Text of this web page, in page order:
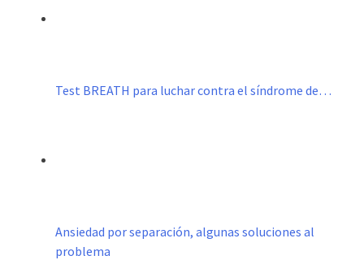
Test BREATH para luchar contra el síndrome de…
Ansiedad por separación, algunas soluciones al
problema